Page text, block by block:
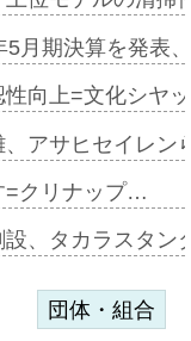
5月期決算を発表
性向上=文化シヤ
アサヒセイレ
=クリナップ…
、タカラスタ
団体・組合